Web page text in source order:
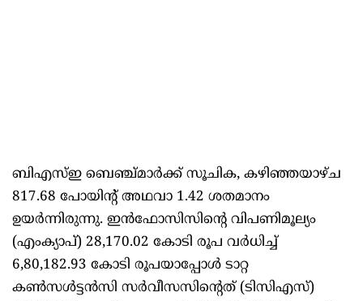
ബിഎസ്ഇ ബെഞ്ച്മാര്‍ക്ക് സൂചിക, കഴിഞ്ഞയാഴ്ച
817.68 പോയിന്റ് അഥവാ 1.42 ശതമാനം
ഉയര്‍ന്നിരുന്നു. ഇന്‍ഫോസിസിന്റെ വിപണിമൂല്യം
(എംക്യാപ്) 28,170.02 കോടി രൂപ വര്‍ധിച്ച്
6,80,182.93 കോടി രൂപയാപ്പോള്‍ ടാറ്റ
കണ്‍സള്‍ട്ടന്‍സി സര്‍വീസസിന്റെത് (ടിസിഎസ്)